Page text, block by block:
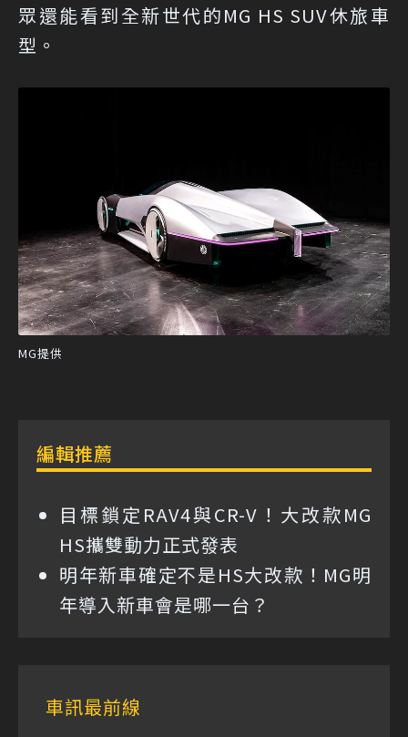
眾還能看到全新世代的MG HS SUV休旅車
型。
MG提供
編輯推薦
目標鎖定RAV4與CR-V！大改款MG
HS攜雙動力正式發表
明年新車確定不是HS大改款！MG明
年導入新車會是哪一台？
車訊最前線